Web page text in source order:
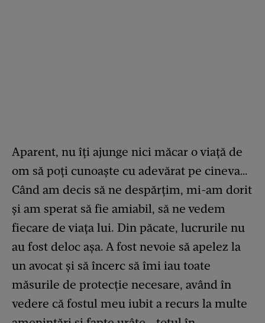
Aparent, nu îți ajunge nici măcar o viață de
om să poți cunoaște cu adevărat pe cineva…
Când am decis să ne despărțim, mi-am dorit
și am sperat să fie amiabil, să ne vedem
fiecare de viața lui. Din păcate, lucrurile nu
au fost deloc așa. A fost nevoie să apelez la
un avocat și să încerc să îmi iau toate
măsurile de protecție necesare, având în
vedere că fostul meu iubit a recurs la multe